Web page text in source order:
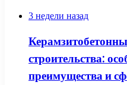
3 недели назад
строительства:
преимущества и